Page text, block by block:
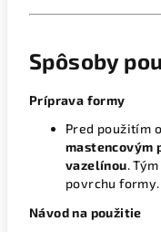
Spôsoby
Príprava formy
Pred použitím
mastencovým
vazelínou.
povrchu formy.
Návod na použitie